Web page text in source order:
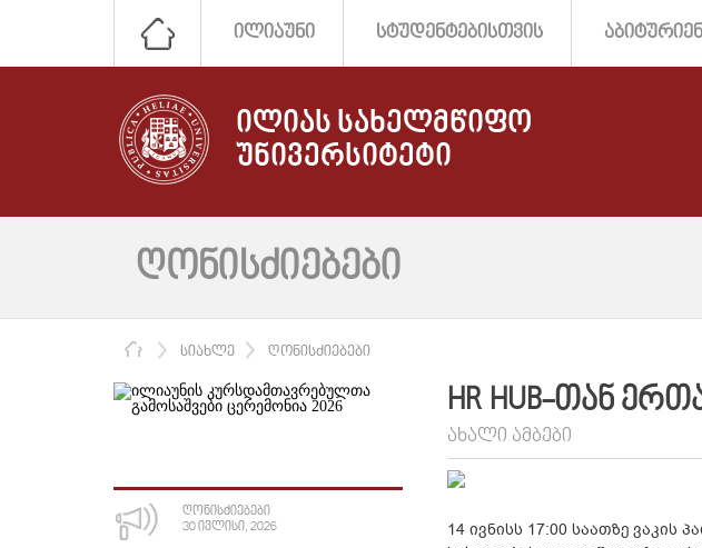
ᲘᲚᲘᲐᲣᲜᲘ ᲡᲢᲣᲓᲔᲜᲢᲔᲑᲘᲡᲗᲕᲘᲡ
ᲘᲚᲘᲐᲡ ᲡᲐᲮᲔᲚᲛᲬᲘᲤᲝ
ᲣᲜᲘᲕᲔᲠᲡᲘᲢᲔᲢᲘ
ᲦᲝᲜᲘᲡᲫᲘᲔᲑᲔᲑᲘ
ᲛᲗᲐᲕᲐᲠᲘ
ᲡᲘᲐᲮᲚᲔ ᲦᲝᲜᲘᲡᲫᲘᲔᲑᲔᲑᲘ
ᲦᲝᲜᲘᲡᲫᲘᲔᲑᲔᲑᲘ
30 ᲘᲕᲚᲘᲡᲘ, 2026
HR HUB-ᲗᲐᲜ
ᲐᲮᲐᲚᲘ ᲐᲛᲑᲔᲑᲘ
14 ივნისს 17:00 საათზე ვაკის